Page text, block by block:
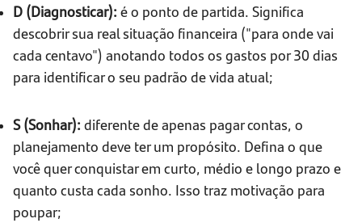
D (Diagnosticar): é o ponto de partida. Significa
descobrir sua real situação financeira ("para onde vai
cada centavo") anotando todos os gastos por 30 dias
para identificar o seu padrão de vida atual;
S (Sonhar): diferente de apenas pagar contas, o
planejamento deve ter um propósito. Defina o que
você quer conquistar em curto, médio e longo prazo e
quanto custa cada sonho. Isso traz motivação para
poupar;